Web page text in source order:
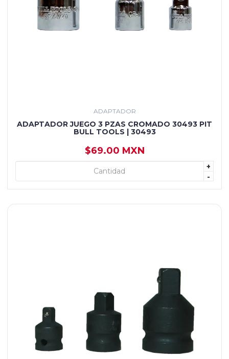
ADAPTADOR
ADAPTADOR JUEGO 3 PZAS CROMADO 30493 PIT
BULL TOOLS | 30493
$69.00 MXN
+
-
+ AGREGAR